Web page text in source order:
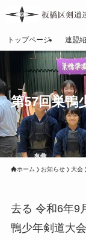
トップページ 連盟
第57回巣鴨
ホーム お知らせ 大会
去る 令和6年9
鴨少年剣道大